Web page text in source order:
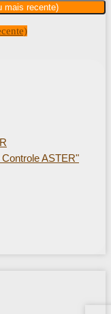
mais recente)
ASTER"